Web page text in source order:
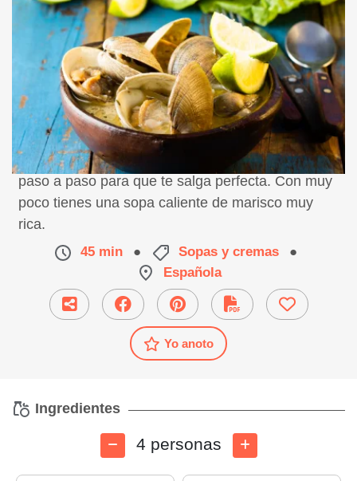
Receta de sopa de ajo con almejas, preparación
paso a paso para que te salga perfecta. Con muy
poco tienes una sopa caliente de marisco muy
rica.
45 min ● Sopas y cremas
●
Española
Yo anoto
Ingredientes
4 personas